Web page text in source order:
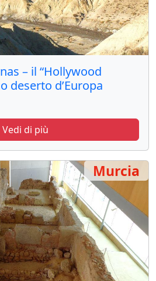
– il “Hollywood
deserto d’Europa
Vedi di più
Murcia